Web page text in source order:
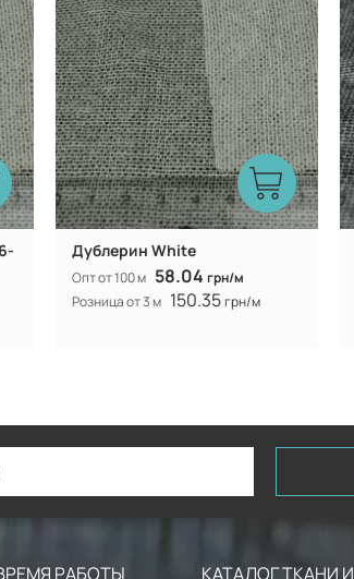
Дублерин White
Опт от 100 м 58.04 грн/м
Розница от 3 м 150.35грн/м
РАБОТЫ КАТАЛОГ ТКАНИ И